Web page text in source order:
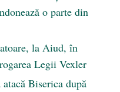
o parte din
la Aiud, în
Legii Vexler
Biserica după